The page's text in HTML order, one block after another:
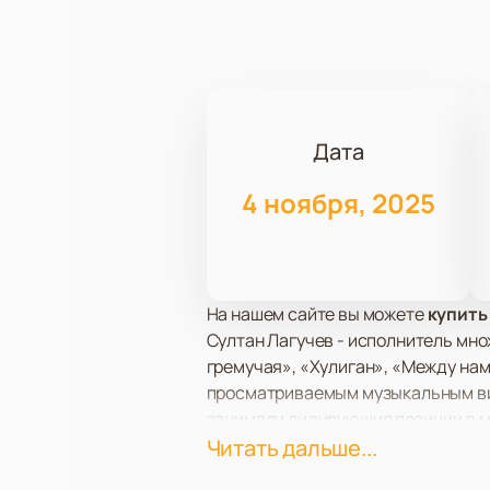
Дата
4 ноября, 2025
На нашем сайте вы можете
Султан Лагучев - исполнитель
гремучая», «Хулиган», «Между
просматриваемым музыкальным
занимали лидирующие позиции в
В 2022 году Султан Лагучев был
Читать дальше...